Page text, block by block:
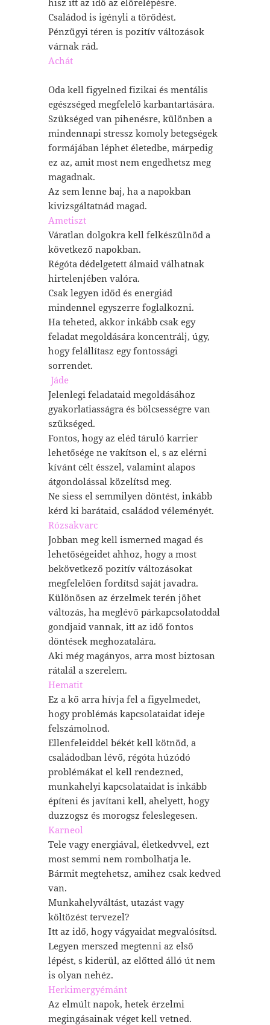
Családod is igényli a törődést.
Pénzügyi téren is pozitív változások
várnak rád.
Achát
Oda kell figyelned fizikai és mentális
egészséged megfelelő karbantartására.
Szükséged van pihenésre, különben a
mindennapi stressz komoly betegségek
formájában léphet életedbe, márpedig
ez az, amit most nem engedhetsz meg
magadnak.
Az sem lenne baj, ha a napokban
kivizsgáltatnád magad.
Ametiszt
Váratlan dolgokra kell felkészülnöd a
következő napokban.
Régóta dédelgetett álmaid válhatnak
hirtelenjében valóra.
Csak legyen időd és energiád
mindennel egyszerre foglalkozni.
Ha teheted, akkor inkább csak egy
feladat megoldására koncentrálj, úgy,
hogy felállítasz egy fontossági
sorrendet.
Jáde
Jelenlegi feladataid megoldásához
gyakorlatiasságra és bölcsességre van
szükséged.
Fontos, hogy az eléd táruló karrier
lehetősége ne vakítson el, s az elérni
kívánt célt ésszel, valamint alapos
átgondolással közelítsd meg.
Ne siess el semmilyen döntést, inkább
kérd ki barátaid, családod véleményét.
Rózsakvarc
Jobban meg kell ismerned magad és
lehetőségeidet ahhoz, hogy a most
bekövetkező pozitív változásokat
megfelelően fordítsd saját javadra.
Különösen az érzelmek terén jöhet
változás, ha meglévő párkapcsolatoddal
gondjaid vannak, itt az idő fontos
döntések meghozatalára.
Aki még magányos, arra most biztosan
rátalál a szerelem.
Hematit
Ez a kő arra hívja fel a figyelmedet,
hogy problémás kapcsolataidat ideje
felszámolnod.
Ellenfeleiddel békét kell kötnöd, a
családodban lévő, régóta húzódó
problémákat el kell rendezned,
munkahelyi kapcsolataidat is inkább
építeni és javítani kell, ahelyett, hogy
duzzogsz és morogsz feleslegesen.
Karneol
Tele vagy energiával, életkedvvel, ezt
most semmi nem rombolhatja le.
Bármit megtehetsz, amihez csak kedved
van.
Munkahelyváltást, utazást vagy
költözést tervezel?
Itt az idő, hogy vágyaidat megvalósítsd.
Legyen merszed megtenni az első
lépést, s kiderül, az előtted álló út nem
is olyan nehéz.
Herkimergyémánt
Az elmúlt napok, hetek érzelmi
megingásainak véget kell vetned.